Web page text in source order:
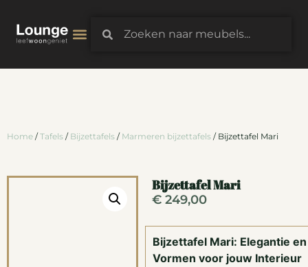
Home /Tafels / Bijzettafels / Marmeren bijzettafels / Bijzettafel Mari
Bijzettafel Mari
€249,00
Bijzettafel Mari: Elegantie
Vormen voor jouw Interieur